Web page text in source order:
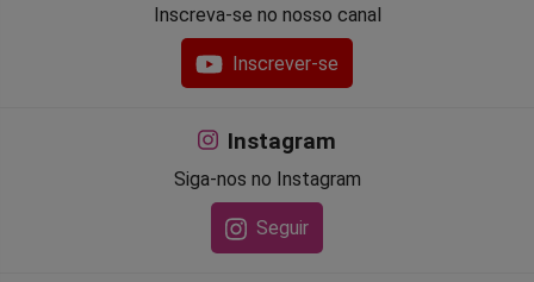
Inscreva-se no nosso canal
Inscrever-se
Instagram
Siga-nos no Instagram
Seguir